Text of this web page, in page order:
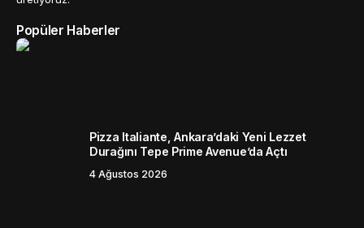
Popüler Haberler
Pizza Italiante, Ankara’daki Yeni Lezzet
Durağını Tepe Prime Avenue’da Açtı
4 Ağustos 2026